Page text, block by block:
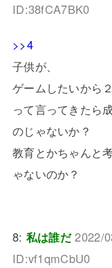
ID:38fCA7BK0
>>4
子供が、
ゲームしたいから
って言ってきたら
のじゃないか？
教育とかちゃんと
ゃないのか？
8: 私は誰だ 2022/
ID:vf1qmCbU0